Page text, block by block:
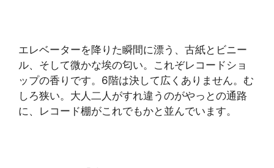
エレベーターを降りた瞬間に漂う、古紙とビニー
ル、そして微かな埃の匂い。これぞレコードショ
ップの香りです。6階は決して広くありません。む
しろ狭い。大人二人がすれ違うのがやっとの通路
に、レコード棚がこれでもかと並んでいます。